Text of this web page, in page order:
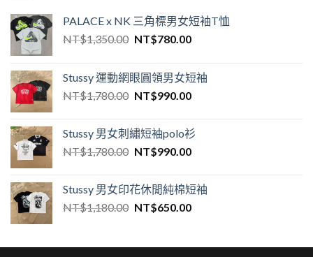
PALACE x NK 三角標男女短袖T恤
NT$1,350.00 NT$780.00
Stussy 運動網眼圓領男女短袖
NT$1,780.00 NT$990.00
Stussy 男女刺繡短袖polo衫
NT$1,780.00 NT$990.00
Stussy 男女印花休閒純棉短袖
NT$1,180.00 NT$650.00